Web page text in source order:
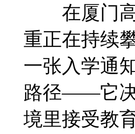
在厦门高
重正在持续
一张入学通
路径——它决
境里接受